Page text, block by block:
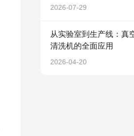
2026-07-29
从实验室到生产线：真
清洗机的全面应用
2026-04-20